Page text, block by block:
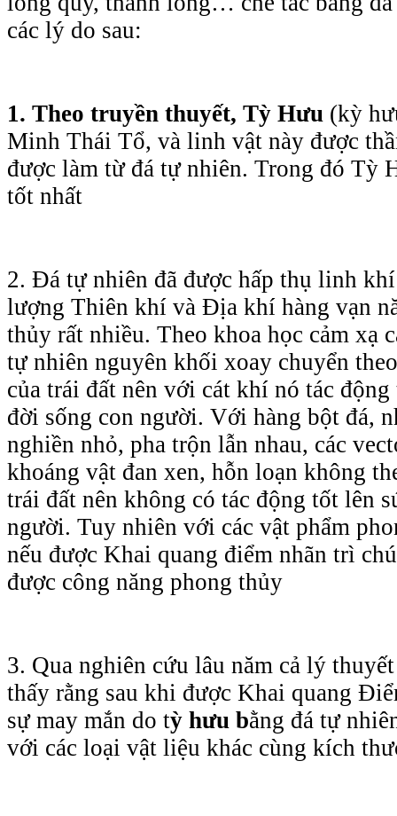
các lý do sau:
1. Theo truyền thuyết, Tỳ Hưu (kỳ
Minh Thái Tổ, và linh vật này được
được làm từ đá tự nhiên. Trong đó Tỳ
tốt nhất
2. Đá tự nhiên đã được hấp thụ linh
lượng Thiên khí và Địa khí hàng vạn
thủy rất nhiều. Theo khoa học cảm xạ
tự nhiên nguyên khối xoay chuyển
của trái đất nên với cát khí nó tác
đời sống con người. Với hàng bột đá,
nghiền nhỏ, pha trộn lẫn nhau, các
khoáng vật đan xen, hỗn loạn không
trái đất nên không có tác động tốt lên
người. Tuy nhiên với các vật phẩm
nếu được Khai quang điểm nhãn trì
được công năng phong thủy
3. Qua nghiên cứu lâu năm cả lý
thấy rằng sau khi được Khai quang
sự may mắn do tỳ hưu bằng đá tự
với các loại vật liệu khác cùng kích